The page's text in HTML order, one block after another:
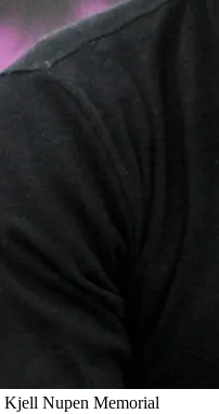
Kjell Nupen Memorial